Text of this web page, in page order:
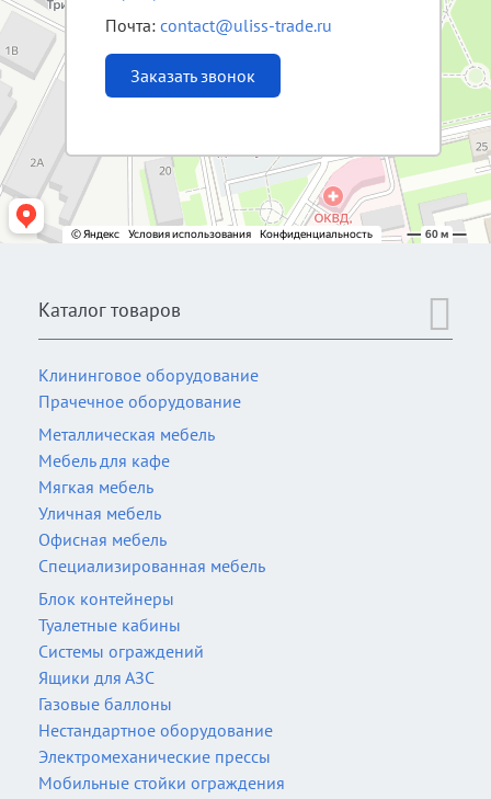
Почта:contact@uliss-trade.ru
Заказать звонок
Каталог товаров
Клининговое оборудование
Прачечное оборудование
Металлическая мебель
Мебель для кафе
Мягкая мебель
Уличная мебель
Офисная мебель
Специализированная мебель
Блок контейнеры
Туалетные кабины
Системы ограждений
Ящики для АЗС
Газовые баллоны
Нестандартное оборудование
Электромеханические прессы
Мобильные стойки ограждения